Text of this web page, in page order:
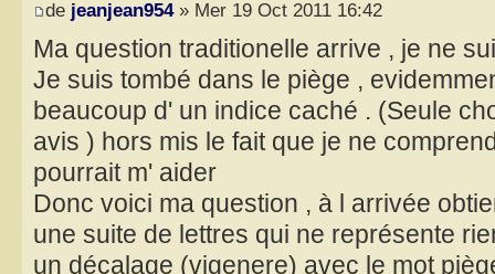
de jeanjean954» Mer 19 Oct 2011 16:42
Ma question traditionelle arrive , je ne
Je suis tombé dans le piège ,
beaucoup d' un indice caché . (Seule
avis ) hors mis le fait que je ne
pourrait m' aider
Donc voici ma question , à l arrivée
une suite de lettres qui ne représente
un décalage (vigenere) avec le mot